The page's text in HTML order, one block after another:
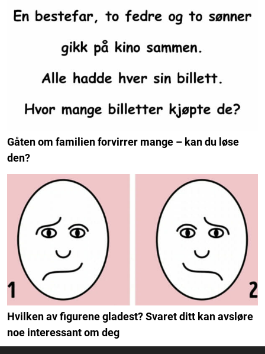
Gåten om familien forvirrer mange – kan du løse
den?
Hvilken av figurene gladest? Svaret ditt kan avsløre
noe interessant om deg